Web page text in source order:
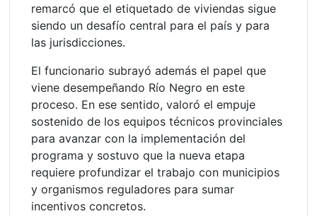
remarcó que el etiquetado de viviendas sigue
siendo un desafío central para el país y para
las jurisdicciones.
El funcionario subrayó además el papel que
viene desempeñando Río Negro en este
proceso. En ese sentido, valoró el empuje
sostenido de los equipos técnicos provinciales
para avanzar con la implementación del
programa y sostuvo que la nueva etapa
requiere profundizar el trabajo con municipios
y organismos reguladores para sumar
incentivos concretos.